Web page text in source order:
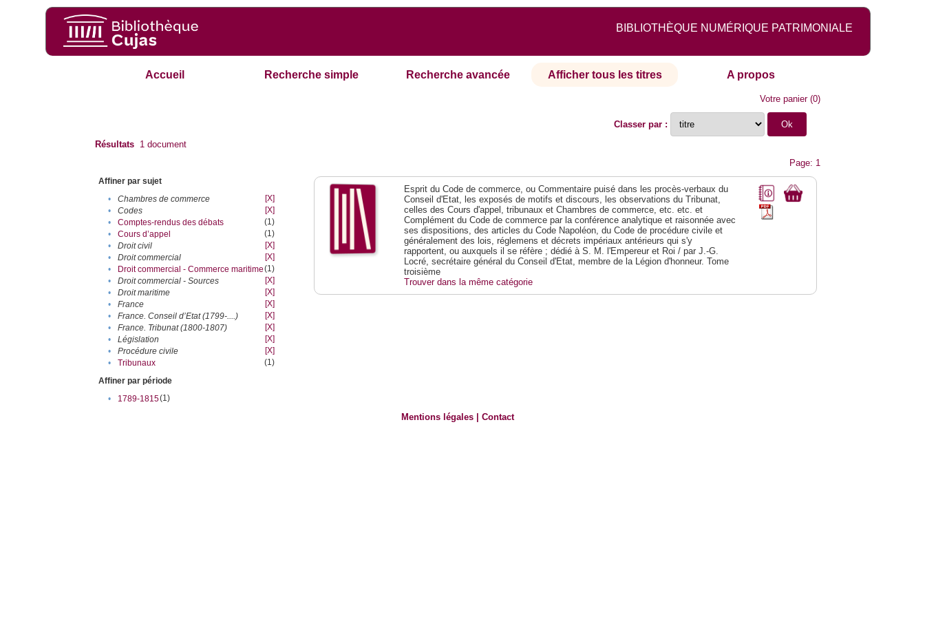
BIBLIOTHÈQUE NUMÉRIQUE PATRIMONIALE
Accueil Recherche simple Recherche avancée Afficher tous les titres A propos
Votre panier(0)
Classer par :
Résultats 1 document
Page: 1
Affiner par sujet
•
Chambres de commerce
[X]
•
Codes
[X]
•
Comptes-rendus des débats
(1)
•
Cours d’appel
(1)
•
Droit civil
[X]
•
Droit commercial
[X]
•
Droit commercial - Commerce maritime(1)
•
Droit commercial - Sources
[X]
•
Droit maritime
[X]
•
France
[X]
•
France. Conseil d’Etat (1799-....)
[X]
•
France. Tribunat (1800-1807)
[X]
•
Législation
[X]
•
Procédure civile
[X]
•
Tribunaux
(1)
Affiner par période
•
1789-1815(1)
Esprit du Code de commerce, ou Commentaire puisé dans les procès-verbaux du
Conseil d'Etat, les exposés de motifs et discours, les observations du Tribunat,
celles des Cours d'appel, tribunaux et Chambres de commerce, etc. etc. et
Complément du Code de commerce par la conférence analytique et raisonnée avec
ses dispositions, des articles du Code Napoléon, du Code de procédure civile et
généralement des lois, réglemens et décrets impériaux antérieurs qui s'y
rapportent, ou auxquels il se réfère ; dédié à S. M. l'Empereur et Roi / par J.-G.
Locré, secrétaire général du Conseil d'Etat, membre de la Légion d'honneur. Tome
troisième
Trouver dans la même catégorie
Mentions légales |Contact